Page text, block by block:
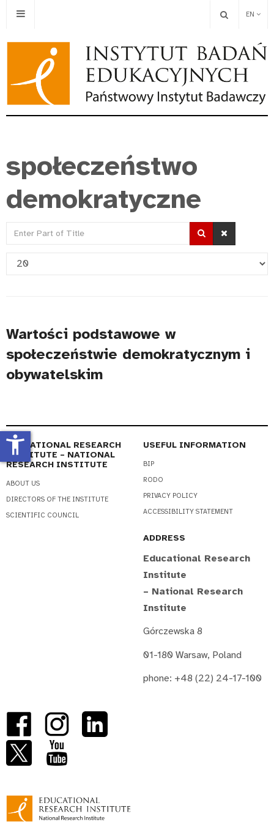
EN
społeczeństwo
demokratyczne
Enter
Display
Wartości podstawowe w
społeczeństwie demokratycznym i
obywatelskim
EDUCATIONAL RESEARCH
INSTITUTE – NATIONAL
RESEARCH INSTITUTE
ABOUT US
DIRECTORS OF THE INSTITUTE
SCIENTIFIC COUNCIL
USEFUL INFORMATION
BIP
RODO
PRIVACY POLICY
ACCESSIBILITY STATEMENT
ADDRESS
Educational Research
Institute
– National Research
Institute
Górczewska 8
01-180 Warsaw, Poland
phone: +48 (22) 24-17-100
accessibility_new